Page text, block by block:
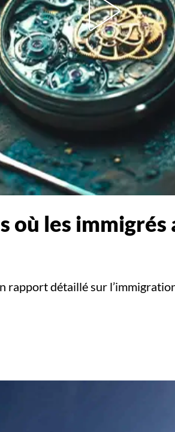
où les
rapport détaillé sur